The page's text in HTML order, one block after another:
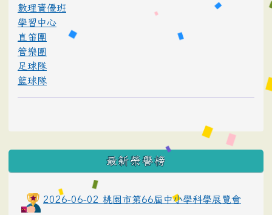
數理資優班
學習中心
直笛團
管樂團
足球隊
籃球隊
最新榮譽榜
2026-06-02 桃園市第66屆中小學科學展覽會